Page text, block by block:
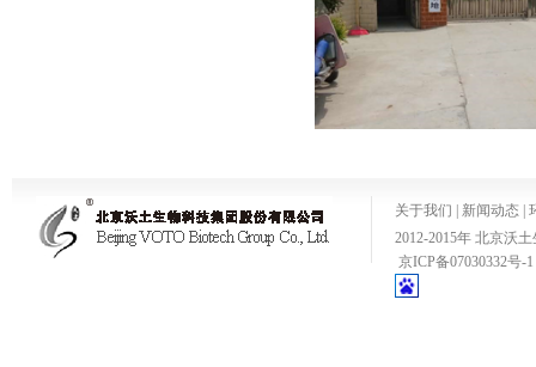
关于我们 新闻动态
2012-2015年 北京沃
京ICP备07030332号-1